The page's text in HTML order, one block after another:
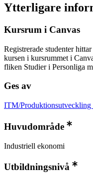
Ytterligare
Kursrum i Canvas
Registrerade studenter
kursen i kursrummet i
fliken Studier i Personliga
Ges av
ITM/Produktionsutveckling
Huvudområde
Industriell ekonomi
Utbildningsnivå